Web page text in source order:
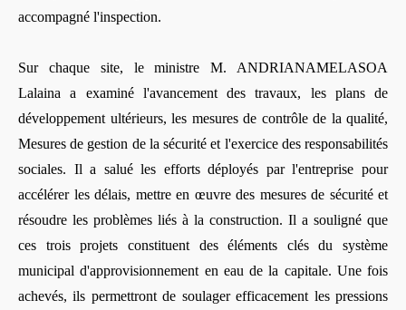
accompagné l'inspection.
Sur chaque site, le ministre M. ANDRIANAMELASOA
Lalaina a examiné l'avancement des travaux, les plans de
développement ultérieurs, les mesures de contrôle de la qualité,
Mesures de gestion de la sécurité et l'exercice des responsabilités
sociales. Il a salué les efforts déployés par l'entreprise pour
accélérer les délais, mettre en œuvre des mesures de sécurité et
résoudre les problèmes liés à la construction. Il a souligné que
ces trois projets constituent des éléments clés du système
municipal d'approvisionnement en eau de la capitale. Une fois
achevés, ils permettront de soulager efficacement les pressions